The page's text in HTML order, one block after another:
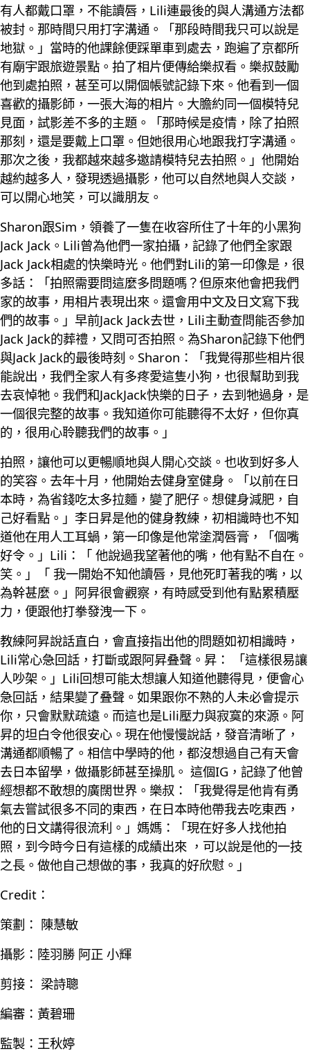
有人都戴口罩，不能讀唇，Lili連最後的與人溝通方法都
被封。那時間只用打字溝通。「那段時間我只可以說是
地獄。」當時的他課餘便踩單車到處去，跑遍了京都所
有廟宇跟旅遊景點。拍了相片便傳給樂叔看。樂叔鼓勵
他到處拍照，甚至可以開個帳號記錄下來。他看到一個
喜歡的攝影師，一張大海的相片。大膽約同一個模特兒
見面，試影差不多的主題。「那時候是疫情，除了拍照
那刻，還是要戴上口罩。但她很用心地跟我打字溝通。
那次之後，我都越來越多邀請模特兒去拍照。」他開始
越約越多人，發現透過攝影，他可以自然地與人交談，
可以開心地笑，可以識朋友。
Sharon跟Sim，領養了一隻在收容所住了十年的小黑狗
Jack Jack。Lili曾為他們一家拍攝，記錄了他們全家跟
Jack Jack相處的快樂時光。他們對Lili的第一印像是，很
多話：「拍照需要問這麼多問題嗎？但原來他會把我們
家的故事，用相片表現出來。還會用中文及日文寫下我
們的故事。」早前Jack Jack去世，Lili主動查問能否參加
Jack Jack的葬禮，又問可否拍照。為Sharon記錄下他們
與Jack Jack的最後時刻。Sharon：「我覺得那些相片很
能說出，我們全家人有多疼愛這隻小狗，也很幫助到我
去哀悼牠。我們和JackJack快樂的日子，去到牠過身，是
一個很完整的故事。我知道你可能聽得不太好，但你真
的，很用心聆聽我們的故事。」
拍照，讓他可以更暢順地與人開心交談。也收到好多人
的笑容。去年十月，他開始去健身室健身。「以前在日
本時，為省錢吃太多拉麵，變了肥仔。想健身減肥，自
己好看點。」李日昇是他的健身教練，初相識時也不知
道他在用人工耳蝸，第一印像是他常塗潤唇膏，「個嘴
好令。」Lili：「 他說過我望著他的嘴，他有點不自在。
笑。」「 我一開始不知他讀唇，見他死盯著我的嘴，以
為幹甚麼。」阿昇很會觀察，有時感受到他有點累積壓
力，便跟他打拳發洩一下。
教練阿昇說話直白，會直接指出他的問題如初相識時，
Lili常心急回話，打斷或跟阿昇叠聲。昇： 「這樣很易讓
人吵架。」Lili回想可能太想讓人知道他聽得見，便會心
急回話，結果變了叠聲。如果跟你不熟的人未必會提示
你，只會默默疏遠。而這也是Lili壓力與寂寞的來源。阿
昇的坦白令他很安心。現在他慢慢說話，發音清晰了，
溝通都順暢了。相信中學時的他，都沒想過自己有天會
去日本留學，做攝影師甚至操肌。 這個IG，記錄了他曾
經想都不敢想的廣闊世界。樂叔：「我覺得是他肯有勇
氣去嘗試很多不同的東西，在日本時他帶我去吃東西，
他的日文講得很流利。」媽媽：「現在好多人找他拍
照，到今時今日有這樣的成績出來 ，可以說是他的一技
之長。做他自己想做的事，我真的好欣慰。」
Credit：
策劃： 陳慧敏
攝影：陸羽勝 阿正 小輝
剪接： 梁詩聰
編審：黃碧珊
監製：王秋婷